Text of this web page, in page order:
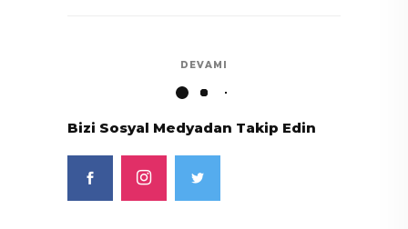
DEVAMI
Bizi Sosyal Medyadan Takip Edin